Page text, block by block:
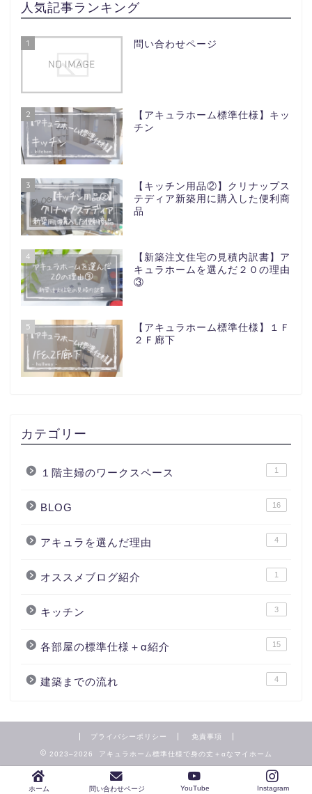
人気記事ランキング
1 問い合わせページ
2
【アキュラホーム標準仕様】キッ
チン
3
【キッチン用品②】クリナップス
テディア新築用に購入した便利商
品
4
【新築注文住宅の見積内訳書】ア
キュラホームを選んだ２０の理由
③
5
【アキュラホーム標準仕様】１Ｆ
２Ｆ廊下
カテゴリー
１階主婦のワークスペース 1
BLOG 16
アキュラを選んだ理由 4
オススメブログ紹介 1
キッチン 3
各部屋の標準仕様＋α紹介 15
建築までの流れ 4
プライバシーポリシー 免責事項
2023–2026 アキュラホーム標準仕様で身の丈＋αなマイホーム
ホーム 問い合わせページ YouTube Instagram